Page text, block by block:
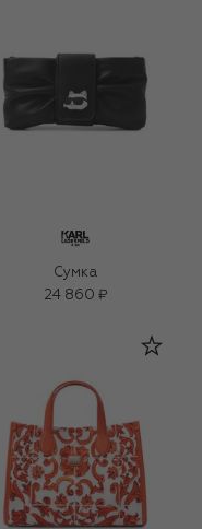
Сумка
24 860 ₽